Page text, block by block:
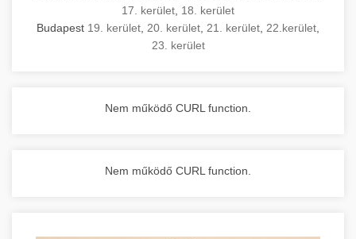
17. kerület 18. kerület
Budapest 19. kerület 20. kerület 21. kerület 22.kerület
23. kerület
Nem működő CURL function.
Nem működő CURL function.